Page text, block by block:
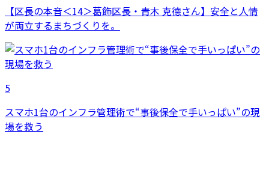
【区長の本音＜14＞葛飾区長・青木 克德さん】安全と人情
が両立するまちづくりを。
5
スマホ1台のインフラ管理術で“事後保全で手いっぱい”の現
場を救う